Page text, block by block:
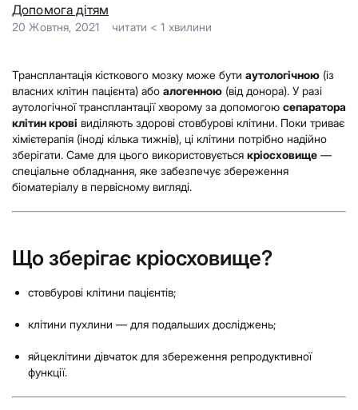
Допомога дітям
20 Жовтня, 2021 читати < 1 хвилини
Трансплантація кісткового мозку може бути аутологічною (із
власних клітин пацієнта) або алогенною (від донора). У разі
аутологічної трансплантації хворому за допомогою сепаратора
клітин крові виділяють здорові стовбурові клітини. Поки триває
хімієтерапія (іноді кілька тижнів), ці клітини потрібно надійно
зберігати. Саме для цього використовується кріосховище —
спеціальне обладнання, яке забезпечує збереження
біоматеріалу в первісному вигляді.
Що зберігає кріосховище?
стовбурові клітини пацієнтів;
клітини пухлини — для подальших досліджень;
яйцеклітини дівчаток для збереження репродуктивної
функції.